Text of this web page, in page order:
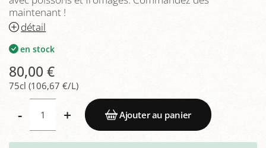
maintenant !
détail
en stock
80,00 €
75cl (106,67 €/L)
- + Ajouter au panier